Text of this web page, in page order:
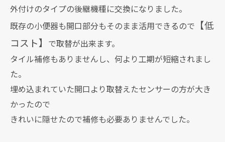
外付けのタイプの後継機種に交換になりました。
既存の小便器も開口部分もそのまま活用できるので 【低
コスト】 で取替が出来ます。
タイル補修もありませんし、何より工期が短縮されまし
た。
埋め込まれていた開口より取替えたセンサーの方が大き
かったので
きれいに隠せたので補修も必要ありませんでした。